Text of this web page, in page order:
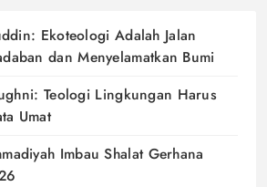
Ekoteologi Adalah Jalan
dan Menyelamatkan Bumi
Teologi Lingkungan Harus
Umat
Imbau Shalat Gerhana